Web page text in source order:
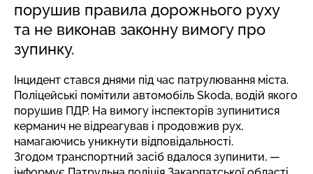
порушив правила дорожнього руху
та не виконав законну вимогу про
зупинку.
Інцидент стався днями під час патрулювання міста.
Поліцейські помітили автомобіль Skoda, водій якого
порушив ПДР. На вимогу інспекторів зупинитися
керманич не відреагував і продовжив рух,
намагаючись уникнути відповідальності.
Згодом транспортний засіб вдалося зупинити, —